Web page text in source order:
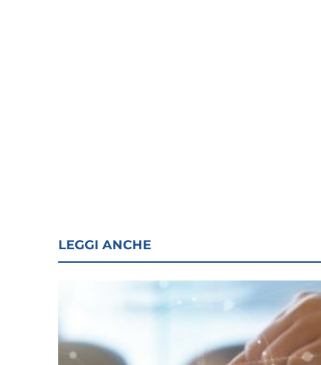
LEGGI ANCHE